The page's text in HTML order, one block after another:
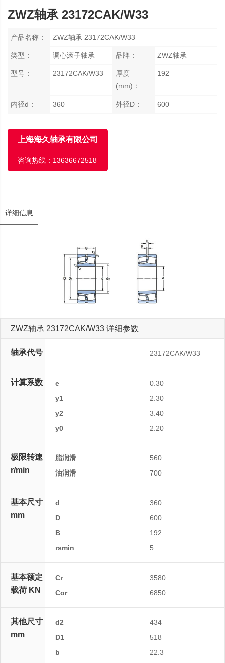
ZWZ轴承 23172CAK/W33
产品名称： ZWZ轴承 23172CAK/W33
类型： 调心滚子轴承 品牌： ZWZ轴承
型号： 23172CAK/W33
厚度
(mm)：
192
内径d： 360 外径D： 600
上海海久轴承有限公司
咨询热线： 13636672518
详细信息
ZWZ轴承 23172CAK/W33 详细参数
轴承代号 23172CAK/W33
计算系数 e
0.30
y1
2.30
y2
3.40
y0
2.20
极限转速
r/min
脂润滑
560
油润滑
700
基本尺寸
mm
d
360
D
600
B
192
rsmin
5
基本额定
载荷 KN
Cr
3580
Cor
6850
其他尺寸
mm
d2
434
D1
518
b
22.3